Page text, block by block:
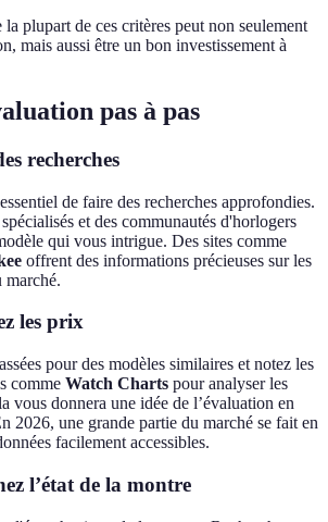
plupart de ces critères peut non seulement
mais aussi être un bon investissement à
pas à pas
recherches
de faire des recherches approfondies.
et des communautés d'horlogers
qui vous intrigue. Des sites comme
offrent des informations précieuses sur les
marché.
les prix
pour des modèles similaires et notez les
comme Watch Charts pour analyser les
vous donnera une idée de l’évaluation en
2026, une grande partie du marché se fait en
facilement accessibles.
l’état de la montre